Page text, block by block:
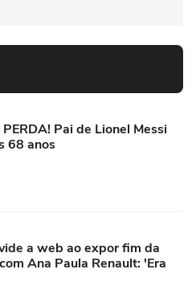
Pai de Lionel Messi
68 anos
a web ao expor fim da
Ana Paula Renault: 'Era